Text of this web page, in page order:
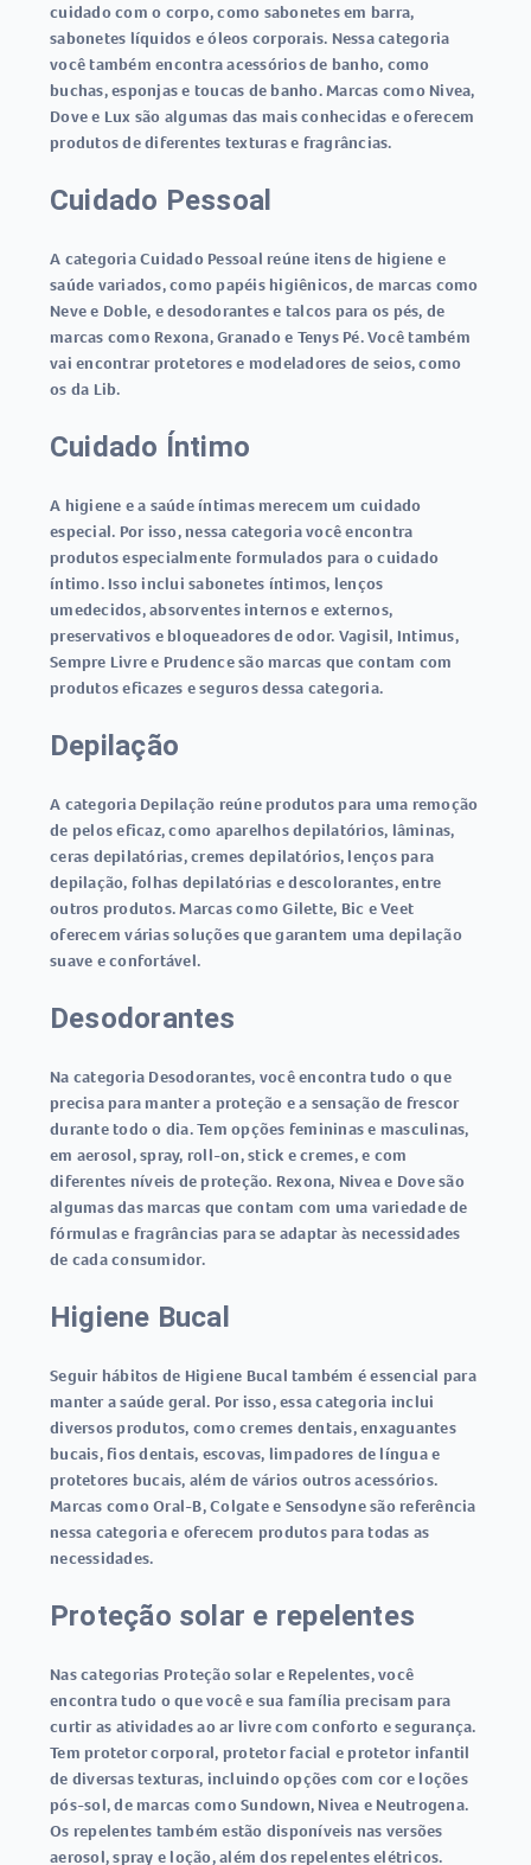
cuidado com o corpo, como sabonetes em barra,
sabonetes líquidos e óleos corporais. Nessa categoria
você também encontra acessórios de banho, como
buchas, esponjas e toucas de banho. Marcas como Nivea,
Dove e Lux são algumas das mais conhecidas e oferecem
produtos de diferentes texturas e fragrâncias.
Cuidado Pessoal
A categoria Cuidado Pessoal reúne itens de higiene e
saúde variados, como papéis higiênicos, de marcas como
Neve e Doble, e desodorantes e talcos para os pés, de
marcas como Rexona, Granado e Tenys Pé. Você também
vai encontrar protetores e modeladores de seios, como
os da Lib.
Cuidado Íntimo
A higiene e a saúde íntimas merecem um cuidado
especial. Por isso, nessa categoria você encontra
produtos especialmente formulados para o cuidado
íntimo. Isso inclui sabonetes íntimos, lenços
umedecidos, absorventes internos e externos,
preservativos e bloqueadores de odor. Vagisil, Intimus,
Sempre Livre e Prudence são marcas que contam com
produtos eficazes e seguros dessa categoria.
Depilação
A categoria Depilação reúne produtos para uma remoção
de pelos eficaz, como aparelhos depilatórios, lâminas,
ceras depilatórias, cremes depilatórios, lenços para
depilação, folhas depilatórias e descolorantes, entre
outros produtos. Marcas como Gilette, Bic e Veet
oferecem várias soluções que garantem uma depilação
suave e confortável.
Desodorantes
Na categoria Desodorantes, você encontra tudo o que
precisa para manter a proteção e a sensação de frescor
durante todo o dia. Tem opções femininas e masculinas,
em aerosol, spray, roll-on, stick e cremes, e com
diferentes níveis de proteção. Rexona, Nivea e Dove são
algumas das marcas que contam com uma variedade de
fórmulas e fragrâncias para se adaptar às necessidades
de cada consumidor.
Higiene Bucal
Seguir hábitos de Higiene Bucal também é essencial para
manter a saúde geral. Por isso, essa categoria inclui
diversos produtos, como cremes dentais, enxaguantes
bucais, fios dentais, escovas, limpadores de língua e
protetores bucais, além de vários outros acessórios.
Marcas como Oral-B, Colgate e Sensodyne são referência
nessa categoria e oferecem produtos para todas as
necessidades.
Proteção solar e repelentes
Nas categorias Proteção solar e Repelentes, você
encontra tudo o que você e sua família precisam para
curtir as atividades ao ar livre com conforto e segurança.
Tem protetor corporal, protetor facial e protetor infantil
de diversas texturas, incluindo opções com cor e loções
pós-sol, de marcas como Sundown, Nivea e Neutrogena.
Os repelentes também estão disponíveis nas versões
aerosol, spray e loção, além dos repelentes elétricos.